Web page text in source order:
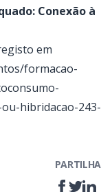
Conexão à
em
formacao-
hibridacao-243-
PARTILHA